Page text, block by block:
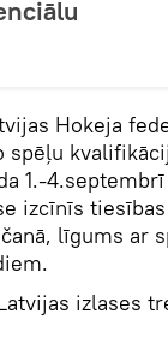
Hokeja
spēļu
1.-
izcīnīs
līgums ar
izlases